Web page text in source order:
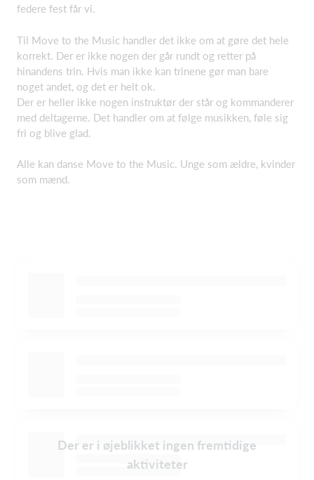
federe fest får vi.
Til Move to the Music handler det ikke om at gøre det hele
korrekt. Der er ikke nogen der går rundt og retter på
hinandens trin. Hvis man ikke kan trinene gør man bare
noget andet, og det er helt ok.
Der er heller ikke nogen instruktør der står og kommanderer
med deltagerne. Det handler om at følge musikken, føle sig
fri og blive glad.
Alle kan danse Move to the Music. Unge som ældre, kvinder
som mænd.
Der er i øjeblikket ingen fremtidige
aktiviteter